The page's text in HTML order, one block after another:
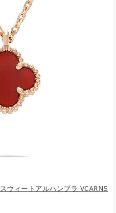
ウィートアルハンブラ VCARN5